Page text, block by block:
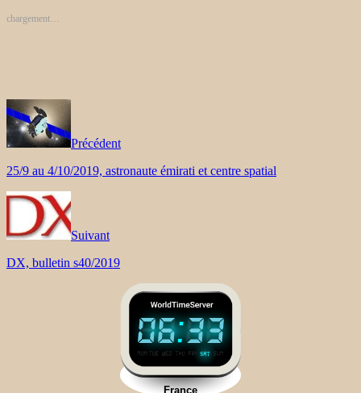
chargement…
Précédent
25/9 au 4/10/2019, astronaute émirati et centre spatial
Suivant
DX, bulletin s40/2019